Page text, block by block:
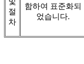
절
차
함하여 표준화되
었습니다.